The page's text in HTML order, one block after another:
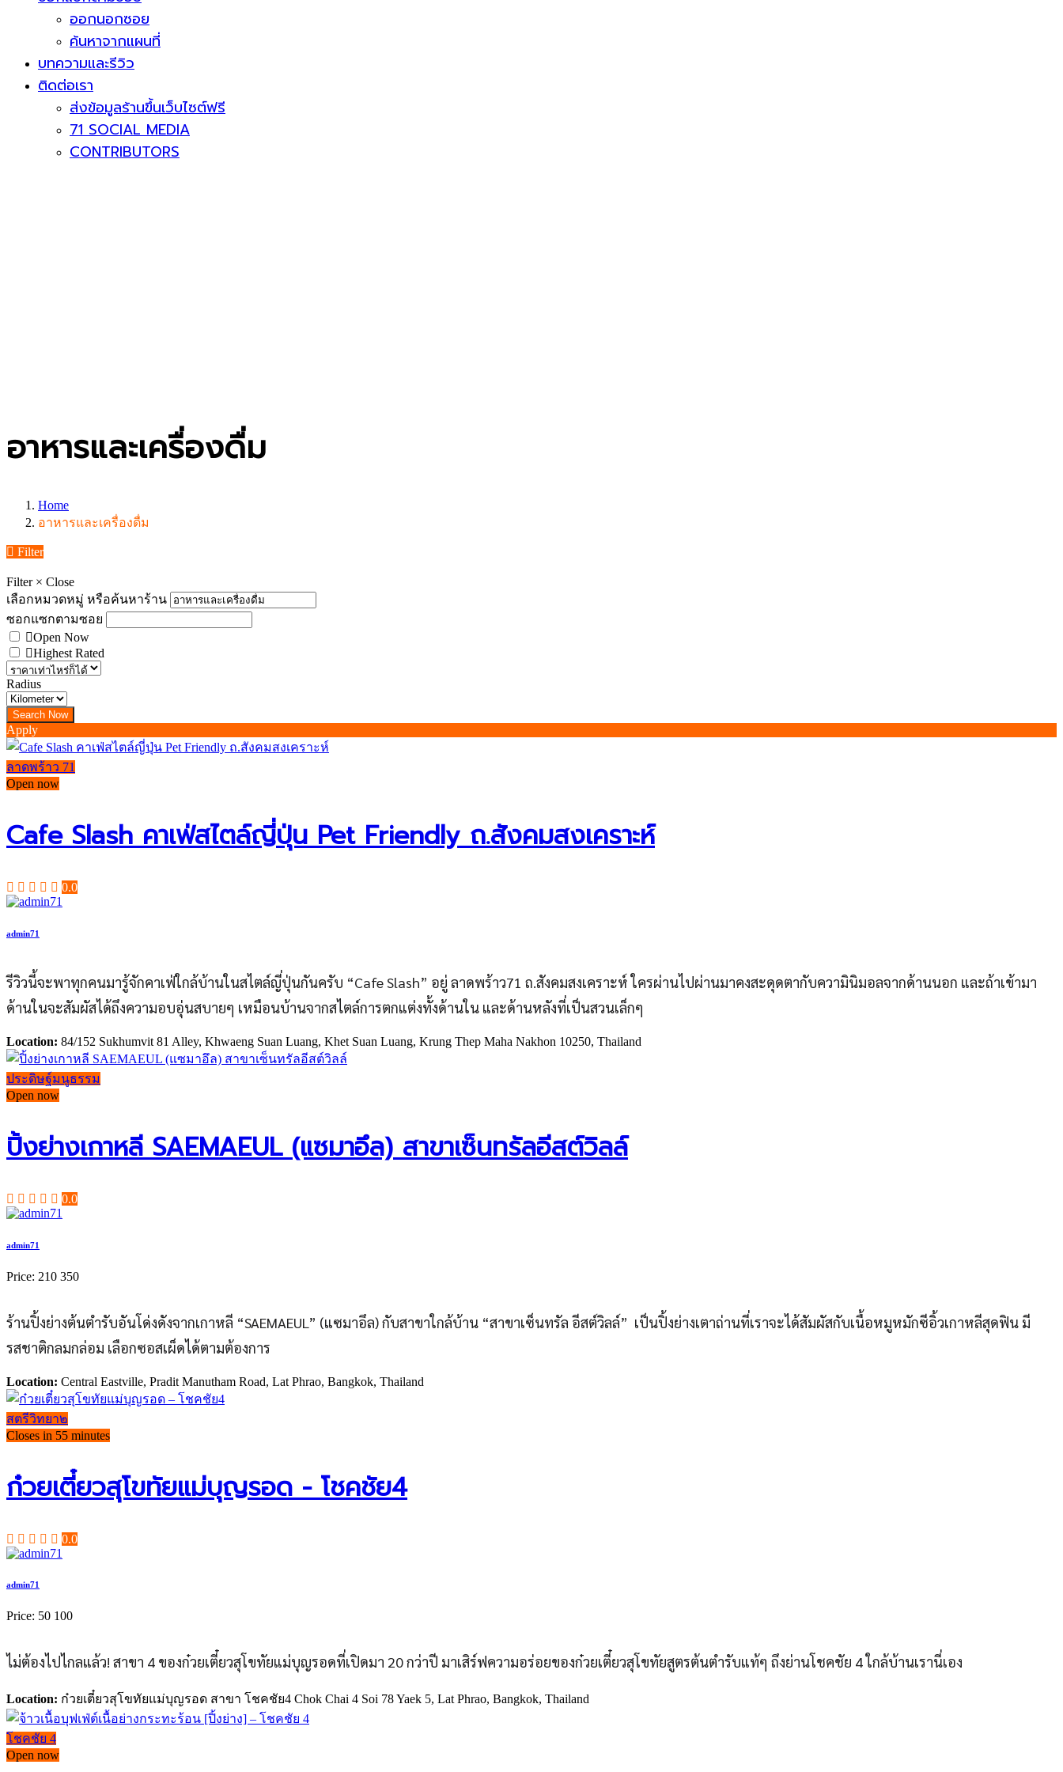
ออกนอกซอย
ค้นหาจากแผนที่
บทความและรีวิว
ติดต่อเรา
ส่งข้อมูลร้านขึ้นเว็บไซต์ฟรี
71 SOCIAL MEDIA
CONTRIBUTORS
อาหารและเครื่องดื่ม
Home
อาหารและเครื่องดื่ม
Filter
Filter × Close
เลือกหมวดหมู่ หรือค้นหาร้าน
ซอกแซกตามซอย
Open Now
Highest Rated
Radius
Apply
ลาดพร้าว 71
Open now
Cafe Slash คาเฟ่สไตล์ญี่ปุ่น Pet Friendly ถ.สังคมสงเคราะห์
0.0
admin71
รีวิวนี้จะพาทุกคนมารู้จักคาเฟ่ใกล้บ้านในสไตล์ญี่ปุ่นกันครับ “Cafe Slash” อยู่ ลาดพร้าว71 ถ.สังคมสงเคราะห์ ใครผ่านไปผ่านมาคงสะดุดตากับความินิมอลจากด้านนอก และถ้าเข้ามา
ด้านในจะสัมผัสได้ถึงความอบอุ่นสบายๆ เหมือนบ้านจากสไตล์การตกแต่งทั้งด้านใน และด้านหลังที่เป็นสวนเล็กๆ
Location: 84/152 Sukhumvit 81 Alley, Khwaeng Suan Luang, Khet Suan Luang, Krung Thep Maha Nakhon 10250, Thailand
ประดิษฐ์มนูธรรม
Open now
ปิ้งย่างเกาหลี SAEMAEUL (แซมาอึล) สาขาเซ็นทรัลอีสต์วิลล์
0.0
admin71
Price: 210 350
ร้านปิ้งย่างต้นตำรับอันโด่งดังจากเกาหลี “SAEMAEUL” (แซมาอึล) กับสาขาใกล้บ้าน “สาขาเซ็นทรัล อีสต์วิลล์” เป็นปิ้งย่างเตาถ่านที่เราจะได้สัมผัสกับเนื้อหมูหมักซีอิ้วเกาหลีสุดฟิน มี
รสชาติกลมกล่อม เลือกซอสเผ็ดได้ตามต้องการ
Location: Central Eastville, Pradit Manutham Road, Lat Phrao, Bangkok, Thailand
สตรีวิทยา๒
Closes in 55 minutes
ก๋วยเตี๋ยวสุโขทัยแม่บุญรอด - โชคชัย4
0.0
admin71
Price: 50 100
ไม่ต้องไปไกลแล้ว! สาขา 4 ของก๋วยเตี๋ยวสุโขทัยแม่บุญรอดที่เปิดมา 20 กว่าปี มาเสิร์ฟความอร่อยของก๋วยเตี๋ยวสุโขทัยสูตรต้นตำรับแท้ๆ ถึงย่านโชคชัย 4 ใกล้บ้านเรานี่เอง
Location: ก๋วยเตี๋ยวสุโขทัยแม่บุญรอด สาขา โชคชัย4 Chok Chai 4 Soi 78 Yaek 5, Lat Phrao, Bangkok, Thailand
โชคชัย 4
Open now